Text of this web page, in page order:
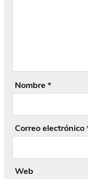
Nombre *
Correo electrónico
Web